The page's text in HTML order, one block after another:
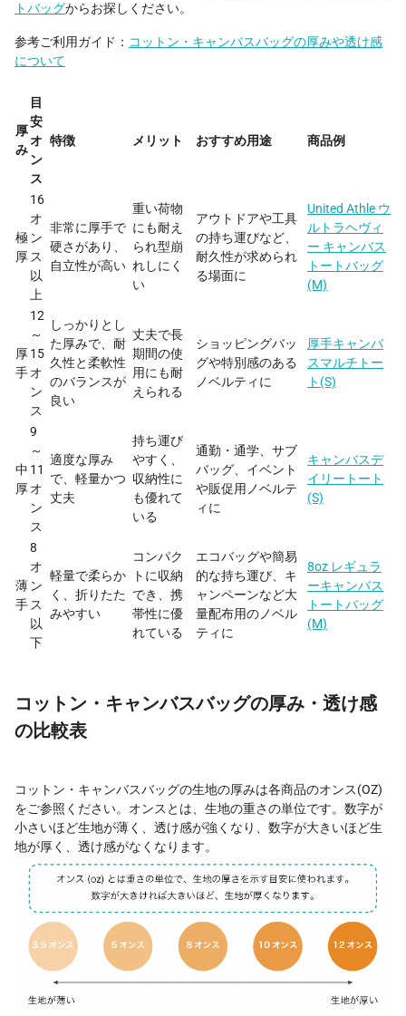
トバッグからお探しください。
参考ご利用ガイド： コットン・キャンバスバッグの厚みや透け感
について
厚
み
目
安
オ
ン
ス
特徴 メリット おすすめ用途 商品例
極
厚
16
オ
ン
ス
以
上
非常に厚手で
硬さがあり、
自立性が高い
重い荷物
にも耐え
られ型崩
れしにく
い
アウトドアや工具
の持ち運びなど、
耐久性が求められ
る場面に
United Athle ウ
ルトラヘヴィ
ー キャンバス
トートバッグ
(M)
厚
手
12
～
15
オ
ン
ス
しっかりとし
た厚みで、耐
久性と柔軟性
のバランスが
良い
丈夫で長
期間の使
用にも耐
えられる
ショッピングバッ
グや特別感のある
ノベルティに
厚手キャンバ
スマルチトー
ト(S)
中
厚
9
～
11
オ
ン
ス
適度な厚み
で、軽量かつ
丈夫
持ち運び
やすく、
収納性に
も優れて
いる
通勤・通学、サブ
バッグ、イベント
や販促用ノベルテ
ィに
キャンバスデ
イリートート
(S)
薄
手
8
オ
ン
ス
以
下
軽量で柔らか
く、折りたた
みやすい
コンパク
トに収納
でき、携
帯性に優
れている
エコバッグや簡易
的な持ち運び、キ
ャンペーンなど大
量配布用のノベル
ティに
8oz レギュラ
ーキャンバス
トートバッグ
(M)
コットン・キャンバスバッグの厚み・透け感
の比較表
コットン・キャンバスバッグの生地の厚みは各商品のオンス(OZ)
をご参照ください。オンスとは、生地の重さの単位です。数字が
小さいほど生地が薄く、透け感が強くなり、数字が大きいほど生
地が厚く、透け感がなくなります。